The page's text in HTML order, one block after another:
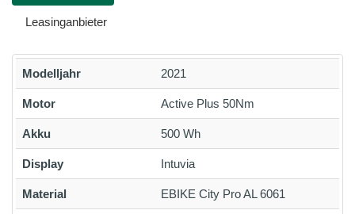
Leasinganbieter
Modelljahr 2021
Motor Active Plus 50Nm
Akku 500 Wh
Display Intuvia
Material EBIKE City Pro AL 6061